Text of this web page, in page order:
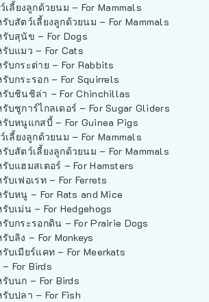
เลี้ยงลูกด้วยนม – For Mammals
บสัตว์เลี้ยงลูกด้วยนม – For Mammals
รับสุนัข – For Dogs
บแมว – For Cats
บกระต่าย – For Rabbits
บกระรอก – For Squirrels
รับชินชิล่า – For Chinchillas
บชูการ์ไกลเดอร์ – For Sugar Gliders
รับหนูแกสบี้ – For Guinea Pigs
เลี้ยงลูกด้วยนม – For Mammals
บสัตว์เลี้ยงลูกด้วยนม – For Mammals
บแฮมสเตอร์ – For Hamsters
บเฟอเรท – For Ferrets
บหนู – For Rats and Mice
บเม่น – For Hedgehogs
บกระรอกดิน – For Prairie Dogs
บลิง – For Monkeys
บเมียร์แคท – For Meerkats
For Birds
บนก – For Birds
บปลา – For Fish